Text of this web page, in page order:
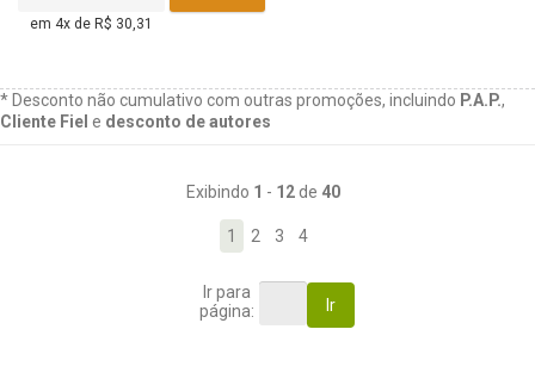
em 4x de R$ 30,31
* Desconto não cumulativo com outras promoções, incluindo P.A.P.,
Cliente Fiel e desconto de autores
Exibindo 1 - 12de 40
1 2 3 4
Ir para
página:
Ir